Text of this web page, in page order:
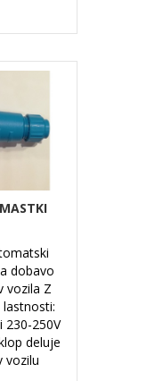
dobavo
vozila Z
lastnosti:
230-250V
deluje
vozilu